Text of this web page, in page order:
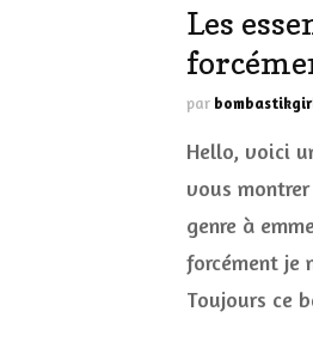
ACCESSOIRES BIEN
PRATIQUES
Les
par
Hello, voici
vous
genre à
forcément je
Toujours ce